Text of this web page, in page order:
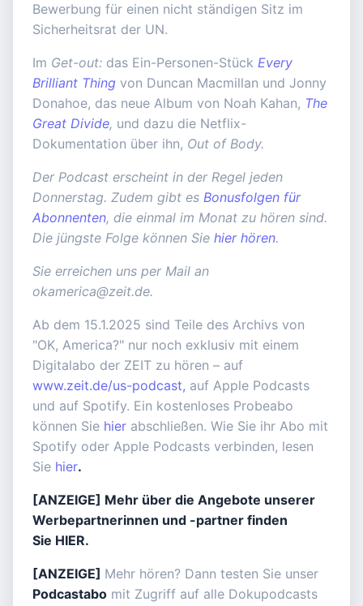
Bewerbung für einen nicht ständigen Sitz im
Sicherheitsrat der UN.
Im Get-out: das Ein-Personen-Stück Every
Brilliant Thing von Duncan Macmillan und Jonny
Donahoe, das neue Album von Noah Kahan, The
Great Divide, und dazu die Netflix-
Dokumentation über ihn, Out of Body.
Der Podcast erscheint in der Regel jeden
Donnerstag. Zudem gibt es Bonusfolgen für
Abonnenten, die einmal im Monat zu hören sind.
Die jüngste Folge können Sie hier hören.
Sie erreichen uns per Mail an
okamerica@zeit.de.
Ab dem 15.1.2025 sind Teile des Archivs von
"OK, America?" nur noch exklusiv mit einem
Digitalabo der ZEIT zu hören – auf
www.zeit.de/us-podcast, auf Apple Podcasts
und auf Spotify. Ein kostenloses Probeabo
können Sie hier abschließen. Wie Sie ihr Abo mit
Spotify oder Apple Podcasts verbinden, lesen
Sie hier.
[ANZEIGE] Mehr über die Angebote unserer
Werbepartnerinnen und -partner finden
Sie HIER.
[ANZEIGE] Mehr hören? Dann testen Sie unser
Podcastabo mit Zugriff auf alle Dokupodcasts